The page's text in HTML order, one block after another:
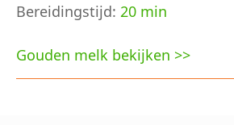
Bereidingstijd: 20 min
Gouden melk bekijken >>